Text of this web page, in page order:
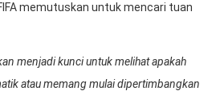
memutuskan untuk mencari tuan
menjadi kunci untuk melihat apakah
atau memang mulai dipertimbangkan